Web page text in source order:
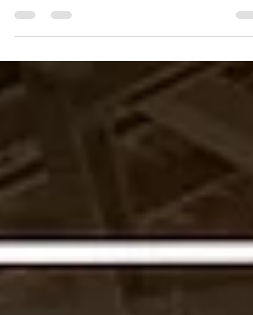
proyecto que busca evaluar los efectos
protectores de una sustancia contenida
en el café -conocida como mucílago- para
prevenir enfermedades como el cáncer
colorrectal. La iniciativa es liderada por la
Institución Universitaria ITM como
ejecutor, en alianza con la Universidad de
Antioquia, la Universidad Nacional
y a Distancia, y la firma Natucafé S.A.S.
Este proyecto, financiado por
nació en respuesta a un panoram